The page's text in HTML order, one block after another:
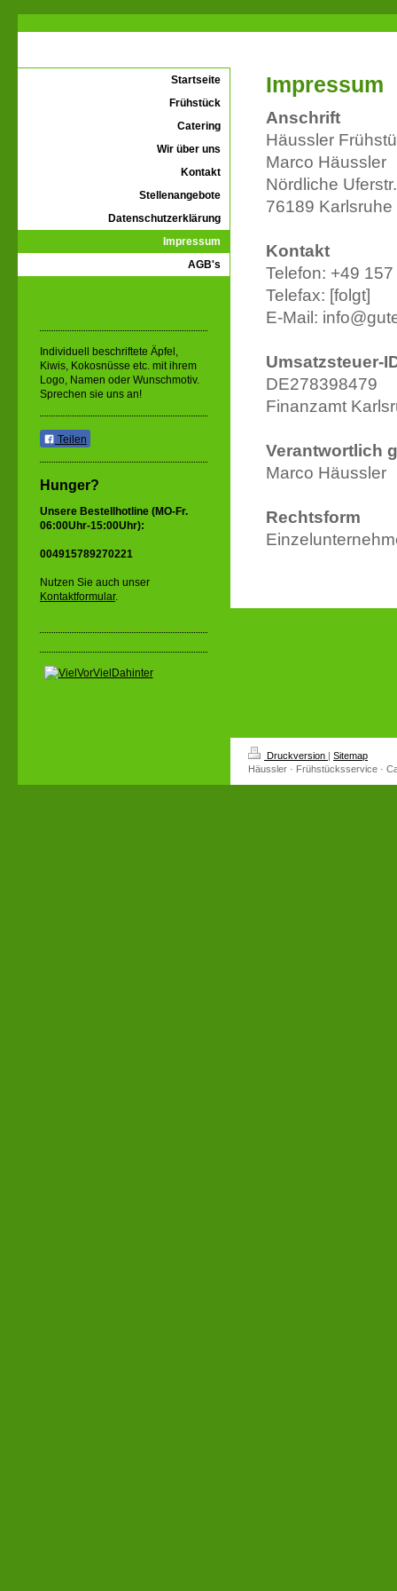
Impressum
Anschrift
Häussler
Marco Häussler
Nördliche
76189 Karlsruhe
Kontakt
Telefon: +49
Telefax: [folgt]
E-Mail:
Umsatzsteuer-
DE278398479
Finanzamt
Verantwortlich
Marco Häussler
Rechtsform
Startseite
Frühstück
Catering
Wir über uns
Kontakt
Stellenangebote
Datenschutzerklärung
Impressum
AGB's
Individuell beschriftete Äpfel,
Kiwis, Kokosnüsse etc. mit ihrem
Logo, Namen oder Wunschmotiv.
Sprechen sie uns an!
Teilen
Hunger?
Unsere Bestellhotline (MO-Fr.
06:00Uhr-15:00Uhr):
004915789270221
Nutzen Sie auch unser
Kontaktformular.
Druckversion | Sitemap
Häussler · Frühstücksservice ·